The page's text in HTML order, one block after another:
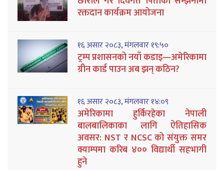
रक्तदान कार्यक्रम आयोजना
१६ असार २०८३, मंगलवार १९:५०
ट्रम्प प्रशासनको नयाँ कडाइ—अमेरिकामा
ग्रीन कार्ड पाउन अब झन् कठिन?
१६ असार २०८३, मंगलवार १४:०९
अमेरिकामा हुर्किरहेका नेपाली
बालबालिकाका लागि ऐतिहासिक
अवसर: NST र NCSC को संयुक्त समर
क्याम्पमा करिब ४०० विद्यार्थी सहभागी
हुने